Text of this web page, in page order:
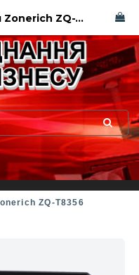
ZQ-T8356
Сенсорный POS терминал Zonerich ZQ-T8356